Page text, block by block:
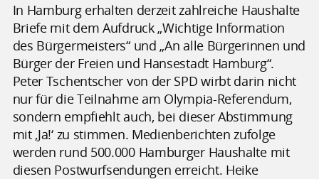
In Hamburg erhalten derzeit zahlreiche Haushalte
Briefe mit dem Aufdruck „Wichtige Information
des Bürgermeisters“ und „An alle Bürgerinnen und
Bürger der Freien und Hansestadt Hamburg“.
Peter Tschentscher von der SPD wirbt darin nicht
nur für die Teilnahme am Olympia-Referendum,
sondern empfiehlt auch, bei dieser Abstimmung
mit ‚Ja!‘ zu stimmen. Medienberichten zufolge
werden rund 500.000 Hamburger Haushalte mit
diesen Postwurfsendungen erreicht. Heike